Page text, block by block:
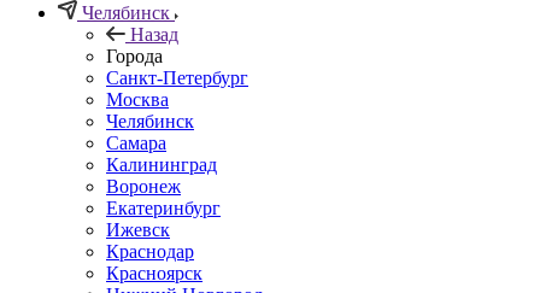
Челябинск
Назад
Города
Санкт-Петербург
Москва
Челябинск
Самара
Калининград
Воронеж
Екатеринбург
Ижевск
Краснодар
Красноярск